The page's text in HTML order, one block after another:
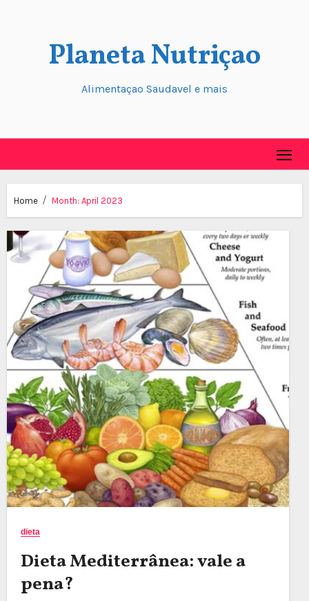
Planeta Nutriçao
Alimentaçao Saudavel e mais
Home Month: April 2023
dieta
Dieta Mediterrânea: vale a
pena?